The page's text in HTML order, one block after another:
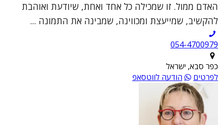
האדם ממול. זו שמכילה כל אחד ואחת, שיודעת ואוהבת
להקשיב, שמייעצת ומכווינה, שמבינה את התמונה ...
054-4700979
כפר סבא, ישראל
לפרטים
הודעה לווטסאפ